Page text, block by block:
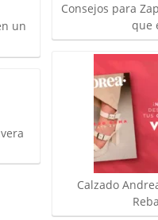
un
Consejos para
que
Calzado